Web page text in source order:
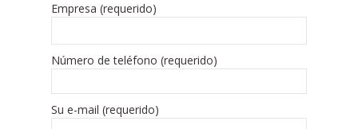
Empresa (requerido)
Número de teléfono (requerido)
Su e-mail (requerido)